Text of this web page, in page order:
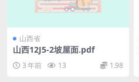
山西省
山西12J5-2坡屋面.pdf
3 年前 13 1.98